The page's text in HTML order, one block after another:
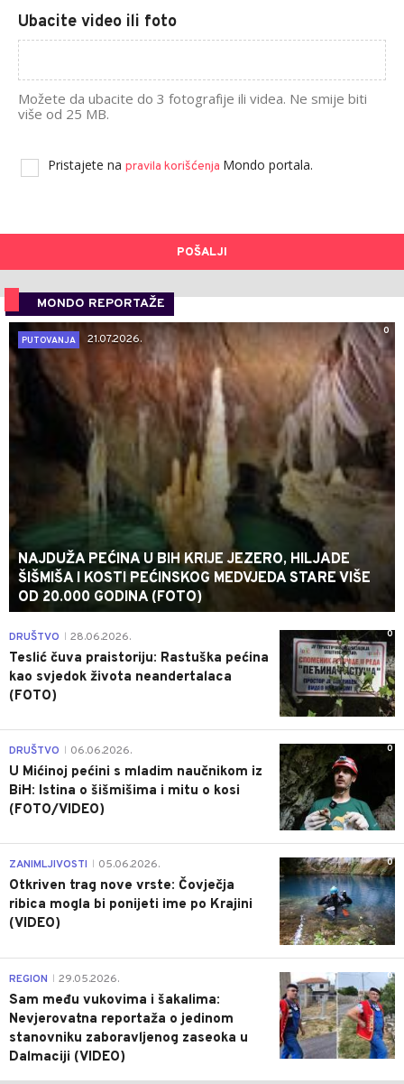
Ubacite video ili foto
Možete da ubacite do 3 fotografije ili videa. Ne smije biti
više od 25 MB.
Pristajete na pravila korišćenja Mondo portala.
POŠALJI
MONDO REPORTAŽE
0
PUTOVANJA
21.07.2026.
NAJDUŽA PEĆINA U BIH KRIJE JEZERO, HILJADE
ŠIŠMIŠA I KOSTI PEĆINSKOG MEDVJEDA STARE VIŠE
OD 20.000 GODINA (FOTO)
0
DRUŠTVO 28.06.2026.
Teslić čuva praistoriju: Rastuška pećina
kao svjedok života neandertalaca
(FOTO)
0
DRUŠTVO 06.06.2026.
U Mićinoj pećini s mladim naučnikom iz
BiH: Istina o šišmišima i mitu o kosi
(FOTO/VIDEO)
0
ZANIMLJIVOSTI 05.06.2026.
Otkriven trag nove vrste: Čovječja
ribica mogla bi ponijeti ime po Krajini
(VIDEO)
0
REGION 29.05.2026.
Sam među vukovima i šakalima:
Nevjerovatna reportaža o jedinom
stanovniku zaboravljenog zaseoka u
Dalmaciji (VIDEO)